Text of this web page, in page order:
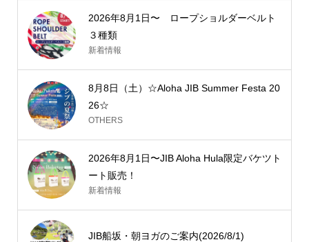
2026年8月1日〜 ロープショルダーベルト
３種類
新着情報
8月8日（土）☆Aloha JIB Summer Festa 20
26☆
OTHERS
2026年8月1日〜JIB Aloha Hula限定バケツト
ート販売！
新着情報
JIB船坂・朝ヨガのご案内(2026/8/1)